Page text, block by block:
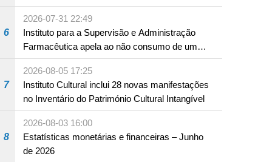
em Fuzhou
6
2026-07-31 22:49
Instituto para a Supervisão e Administração
Farmacêutica apela ao não consumo de um
produto com substâncias medicamentosas
ocidentais
7
2026-08-05 17:25
Instituto Cultural inclui 28 novas manifestações
no Inventário do Património Cultural Intangível
8
2026-08-03 16:00
Estatísticas monetárias e financeiras – Junho
de 2026